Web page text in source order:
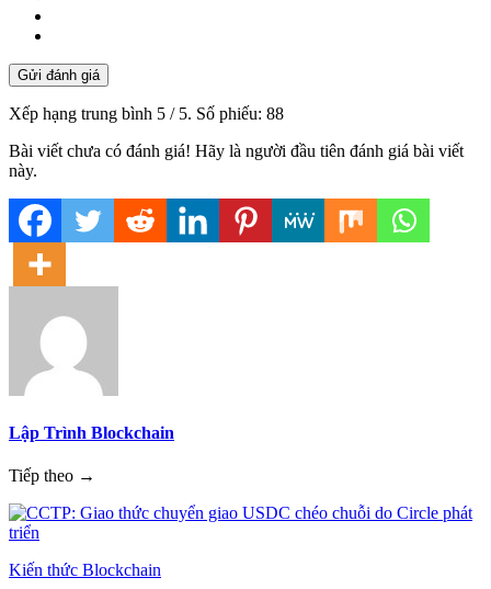
Gửi đánh giá
Xếp hạng trung bình 5 / 5. Số phiếu: 88
Bài viết chưa có đánh giá! Hãy là người đầu tiên đánh giá bài viết
này.
Lập Trình Blockchain
Tiếp theo →
Kiến thức Blockchain